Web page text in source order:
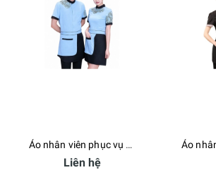
Áo nhân viên phục vụ xanh dương - Bamboo Uniform
Liên hệ